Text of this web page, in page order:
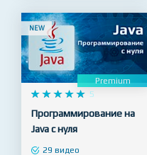
NEW
Premium
    
     5
Программирование на
Java с нуля
29 видео